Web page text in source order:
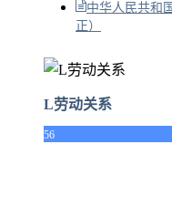
中华人民共和
正）
L劳动关系
56